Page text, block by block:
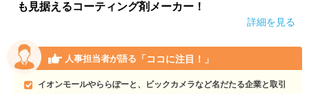
も見据えるコーティング剤メーカー！
詳細を見る
人事担当者が語る 「ココに注目！」
イオンモールやららぽーと、ビックカメラなど名だたる企業と取引